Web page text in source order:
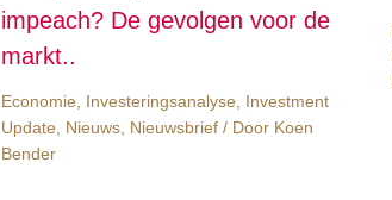
impeach? De gevolgen voor de
markt..
Economie, Investeringsanalyse, Investment
Update, Nieuws, Nieuwsbrief / Door Koen
Bender